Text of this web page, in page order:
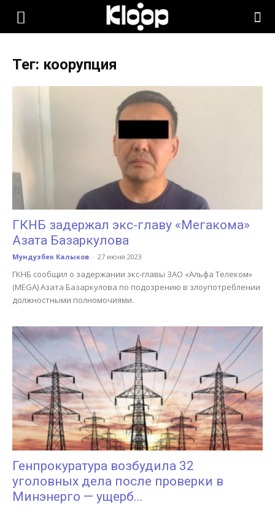
KLOOP.KG
Новости
Кыргызстана
Тег: коорупция
ГКНБ задержал экс-главу «Мегакома»
Азата Базаркулова
Мундузбек Калыков - 27 июня 2023
ГКНБ сообщил о задержании экс-главы ЗАО «Альфа Телеком»
(MEGA) Азата Базаркулова по подозрению в злоупотреблении
должностными полномочиями.
Генпрокуратура возбудила 32
уголовных дела после проверки в
Минэнерго — ущерб...